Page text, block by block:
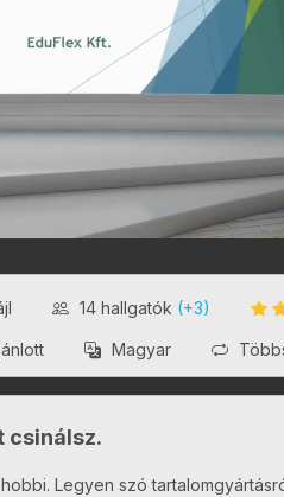
14 hallgatók (+3)
Magyar
csinálsz.
Legyen szó